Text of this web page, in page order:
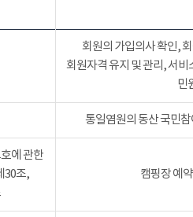
회원의 가입의사 확인,
회원자격 유지 및 관리, 서
민
통일염원의 동산 국민
에 관한
30조,
캠핑장 예